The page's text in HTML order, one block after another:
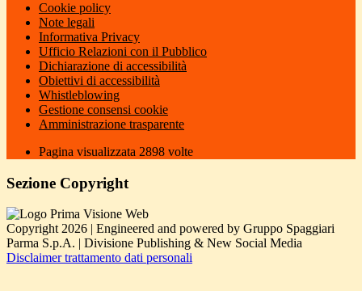
Cookie policy
Note legali
Informativa Privacy
Ufficio Relazioni con il Pubblico
Dichiarazione di accessibilità
Obiettivi di accessibilità
Whistleblowing
Gestione consensi cookie
Amministrazione trasparente
Pagina visualizzata 2898 volte
Sezione Copyright
Copyright 2026 | Engineered and powered by Gruppo Spaggiari
Parma S.p.A. | Divisione Publishing & New Social Media
Disclaimer trattamento dati personali